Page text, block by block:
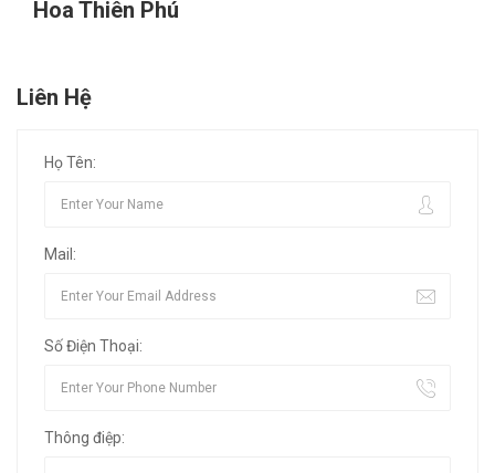
Hoa Thiên Phú
Liên Hệ
Họ Tên:
Mail:
Số Điện Thoại:
Thông điệp: